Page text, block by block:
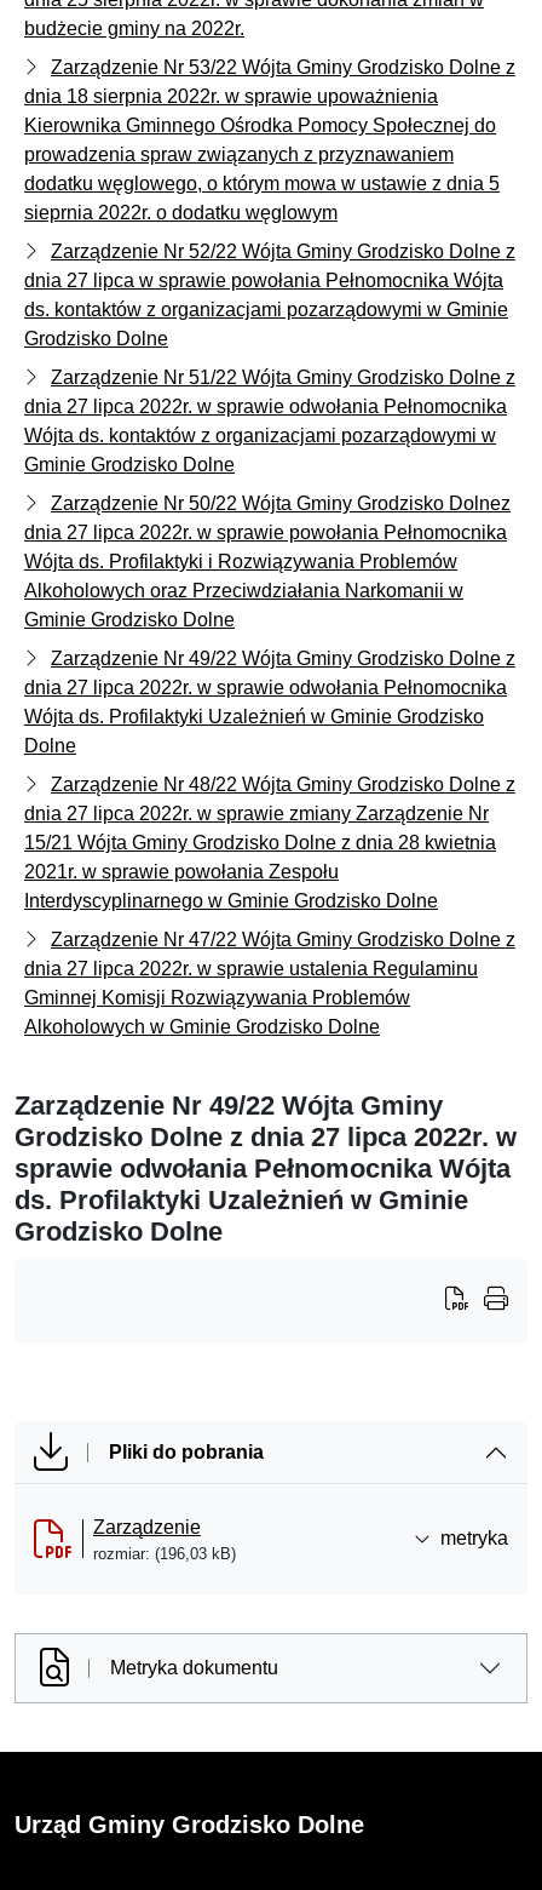
budżecie gminy na 2022r.
Zarządzenie Nr 53/22 Wójta Gminy Grodzisko Dolne z
dnia 18 sierpnia 2022r. w sprawie upoważnienia
Kierownika Gminnego Ośrodka Pomocy Społecznej do
prowadzenia spraw związanych z przyznawaniem
dodatku węglowego, o którym mowa w ustawie z dnia 5
sieprnia 2022r. o dodatku węglowym
Zarządzenie Nr 52/22 Wójta Gminy Grodzisko Dolne z
dnia 27 lipca w sprawie powołania Pełnomocnika Wójta
ds. kontaktów z organizacjami pozarządowymi w Gminie
Grodzisko Dolne
Zarządzenie Nr 51/22 Wójta Gminy Grodzisko Dolne z
dnia 27 lipca 2022r. w sprawie odwołania Pełnomocnika
Wójta ds. kontaktów z organizacjami pozarządowymi w
Gminie Grodzisko Dolne
Zarządzenie Nr 50/22 Wójta Gminy Grodzisko Dolnez
dnia 27 lipca 2022r. w sprawie powołania Pełnomocnika
Wójta ds. Profilaktyki i Rozwiązywania Problemów
Alkoholowych oraz Przeciwdziałania Narkomanii w
Gminie Grodzisko Dolne
Zarządzenie Nr 49/22 Wójta Gminy Grodzisko Dolne z
dnia 27 lipca 2022r. w sprawie odwołania Pełnomocnika
Wójta ds. Profilaktyki Uzależnień w Gminie Grodzisko
Dolne
Zarządzenie Nr 48/22 Wójta Gminy Grodzisko Dolne z
dnia 27 lipca 2022r. w sprawie zmiany Zarządzenie Nr
15/21 Wójta Gminy Grodzisko Dolne z dnia 28 kwietnia
2021r. w sprawie powołania Zespołu
Interdyscyplinarnego w Gminie Grodzisko Dolne
Zarządzenie Nr 47/22 Wójta Gminy Grodzisko Dolne z
dnia 27 lipca 2022r. w sprawie ustalenia Regulaminu
Gminnej Komisji Rozwiązywania Problemów
Alkoholowych w Gminie Grodzisko Dolne
Zarządzenie Nr 49/22 Wójta Gminy
Grodzisko Dolne z dnia 27 lipca 2022r. w
sprawie odwołania Pełnomocnika Wójta
ds. Profilaktyki Uzależnień w Gminie
Grodzisko Dolne
Pliki do pobrania
Zarządzenie
rozmiar: (196,03 kB)
metryka
Metryka dokumentu
Urząd Gminy Grodzisko Dolne